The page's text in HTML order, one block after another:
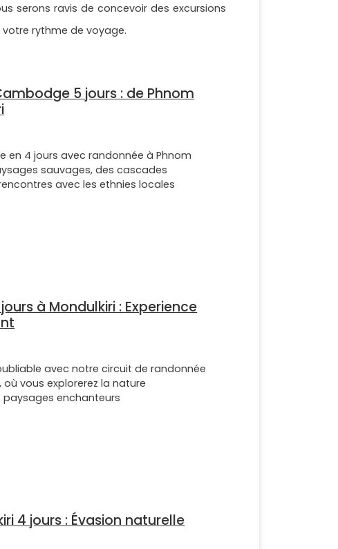
serons ravis de concevoir des excursions
rythme de voyage.
5 jours : de Phnom
en 4 jours avec randonnée à Phnom
sauvages, des cascades
avec les ethnies locales
à Mondulkiri : Experience
avec notre circuit de randonnée
où vous explorerez la nature
enchanteurs
4 jours : Évasion naturelle